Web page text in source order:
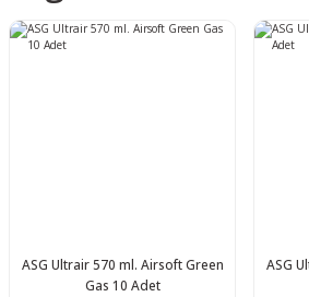
ASG Ultrair 570 ml. Airsoft Green
Gas 10 Adet
ASG